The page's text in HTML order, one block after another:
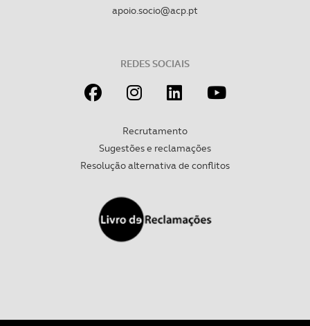
apoio.socio@acp.pt
REDES SOCIAIS
Recrutamento
Sugestões e reclamações
Resolução alternativa de conflitos